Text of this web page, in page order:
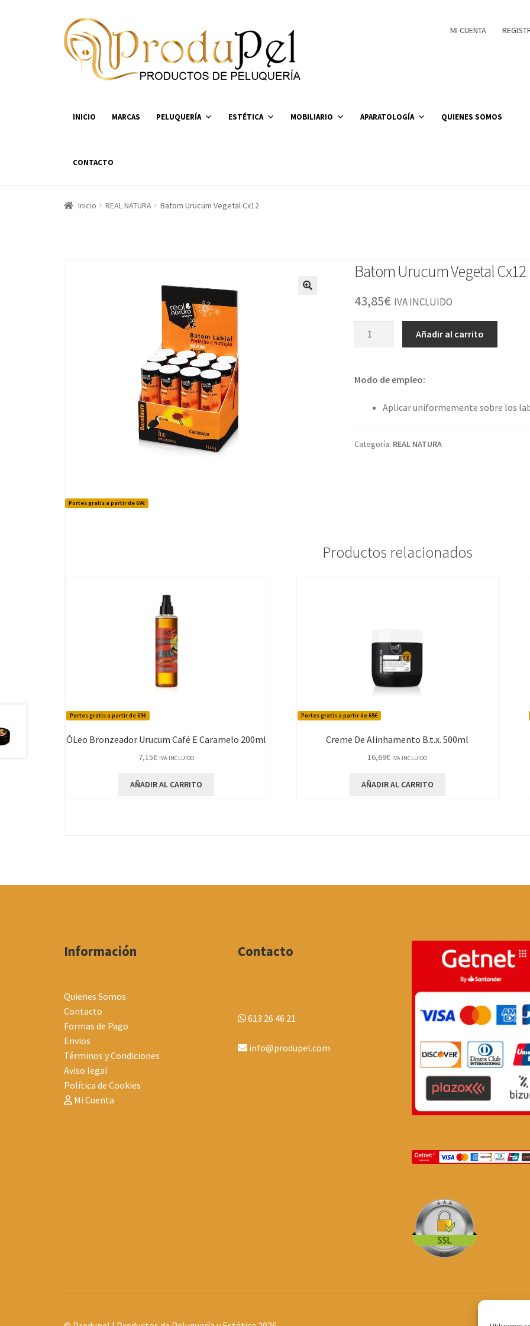
Ir
a
la
navegación
Ir
al
contenido
MI CUENTA
INICIO MARCAS PELUQUERÍA ESTÉTICA MOBILIARIO APARATOLOGÍA QUIENES SOMOS
CONTACTO
Inicio REAL NATURA Batom Urucum Vegetal Cx12
Portes gratis a partir de 69€
Batom Urucum Vegetal Cx12
43,85€ IVA INCLUIDO
cantidad
Añadir al carrito
Modo de empleo:
Aplicar uniformemente sobre los
Categoría: REAL NATURA
Productos relacionados
Portes gratis a partir de 69€
ÓLeo Bronzeador Urucum Café E Caramelo 200ml
7,15€ IVA INCLUIDO
AÑADIR AL CARRITO
Portes gratis a partir de 69€
Creme De Alinhamento B.t.x. 500ml
16,69€ IVA INCLUIDO
AÑADIR AL CARRITO
Información
Quienes Somos
Contacto
Formas de Pago
Envios
Términos y Condiciones
Aviso legal
Política de Cookies
Mi Cuenta
Contacto
613 26 46 21
info@produpel.com